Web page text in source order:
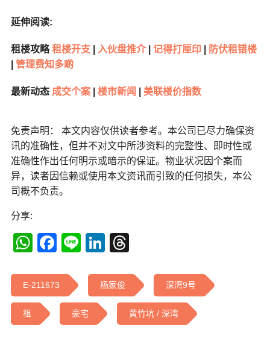
延伸阅读:
租楼攻略租楼开支 入伙盘推介 记得打厘印
防伏租错楼
管理费知多啲
最新动态 成交个案 楼市新闻 美联楼价指数
免责声明： 本文内容仅供读者参考。本公司已尽力确保资
讯的准确性，但并不对文中所涉资料的完整性、即时性或
准确性作出任何明示或暗示的保证。物业状况因个案而
异，读者因信赖或使用本文资讯而引致的任何损失，本公
司概不负责。
分享:
WhatsApp
Facebook
LineLinkedIn
E-211673 杨家俊 深湾9号
租 豪宅 黄竹坑 / 深湾